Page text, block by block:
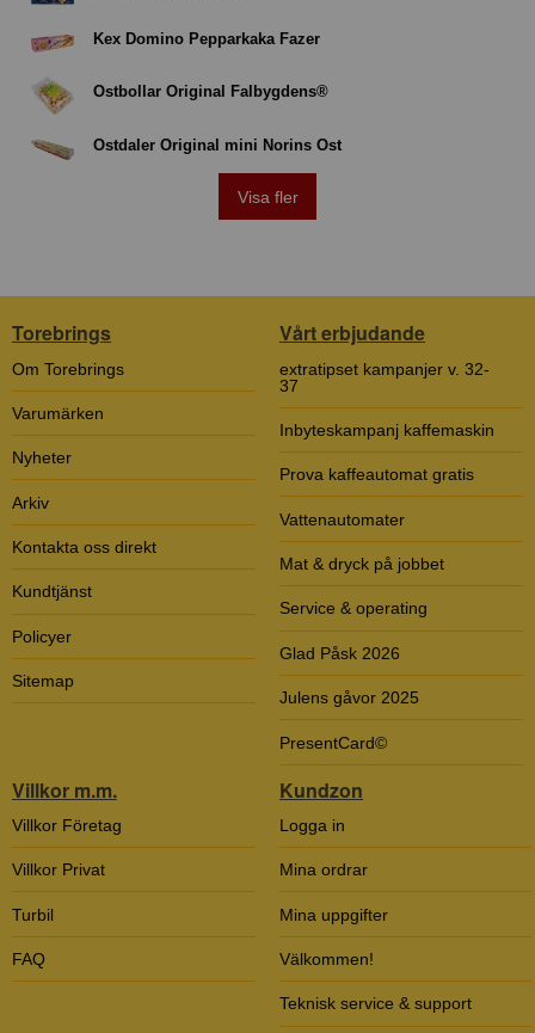
Kex Domino Pepparkaka Fazer
Ostbollar Original Falbygdens®
Ostdaler Original mini Norins Ost
Visa fler
Torebrings
Om Torebrings
Varumärken
Nyheter
Arkiv
Kontakta oss direkt
Kundtjänst
Policyer
Sitemap
Vårt erbjudande
extratipset kampanjer v. 32-
37
Inbyteskampanj kaffemaskin
Prova kaffeautomat gratis
Vattenautomater
Mat & dryck på jobbet
Service & operating
Glad Påsk 2026
Julens gåvor 2025
PresentCard©
Villkor m.m.
Villkor Företag
Villkor Privat
Turbil
FAQ
Kundzon
Logga in
Mina ordrar
Mina uppgifter
Välkommen!
Teknisk service & support